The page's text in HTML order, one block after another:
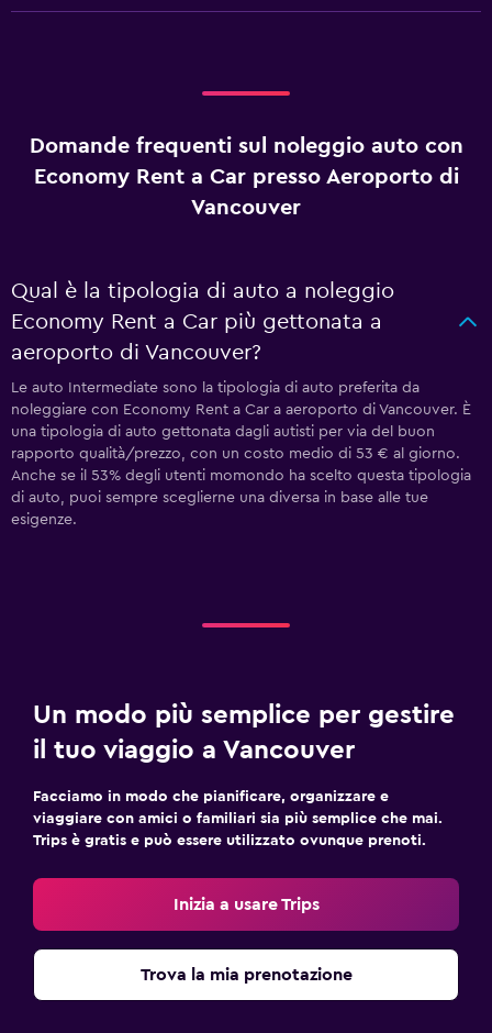
Domande frequenti sul noleggio auto con
Economy Rent a Car presso Aeroporto di
Vancouver
Qual è la tipologia di auto a noleggio
Economy Rent a Car più gettonata a
aeroporto di Vancouver?
Le auto Intermediate sono la tipologia di auto preferita da
noleggiare con Economy Rent a Car a aeroporto di Vancouver. È
una tipologia di auto gettonata dagli autisti per via del buon
rapporto qualità/prezzo, con un costo medio di 53 € al giorno.
Anche se il 53% degli utenti momondo ha scelto questa tipologia
di auto, puoi sempre sceglierne una diversa in base alle tue
esigenze.
Un modo più semplice per gestire
il tuo viaggio a Vancouver
Facciamo in modo che pianificare, organizzare e
viaggiare con amici o familiari sia più semplice che mai.
Trips è gratis e può essere utilizzato ovunque prenoti.
Inizia a usare Trips
Trova la mia prenotazione